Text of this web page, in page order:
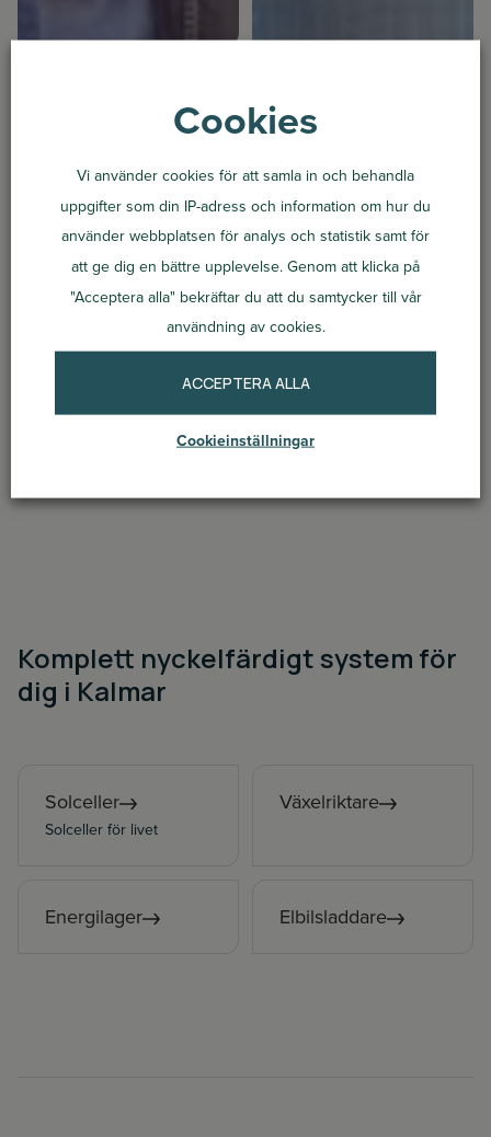
Bostadsrättförening
Komplett nyckelfärdigt system för
dig i Kalmar
Solceller
Solceller för livet
Växelriktare
Energilager Elbilsladdare
Cookies
Vi använder cookies för att samla in och behandla
uppgifter som din IP-adress och information om hur du
använder webbplatsen för analys och statistik samt för
att ge dig en bättre upplevelse. Genom att klicka på
"Acceptera alla" bekräftar du att du samtycker till vår
användning av cookies.
ACCEPTERA ALLA
Cookieinställningar